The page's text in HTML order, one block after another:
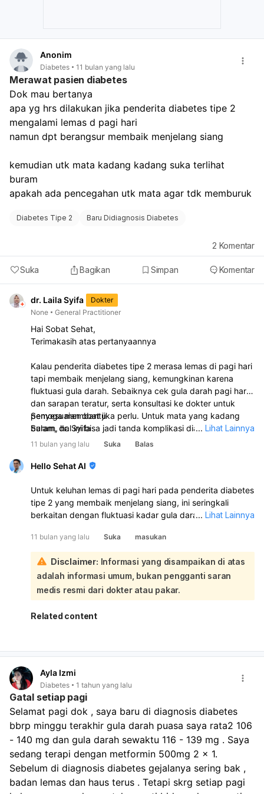
Anda. Jangan menunda konsultasi karena penanganan
dini sangat penting untuk mencegah komplikasi diabetes
di kemudian hari.
Anonim
Diabetes 11 bulan yang lalu
Merawat pasien diabetes
Dok mau bertanya
apa yg hrs dilakukan jika penderita diabetes tipe 2
mengalami lemas d pagi hari
namun dpt berangsur membaik menjelang siang
kemudian utk mata kadang kadang suka terlihat
buram
apakah ada pencegahan utk mata agar tdk memburuk
Diabetes Tipe 2 Baru Didiagnosis Diabetes
Suka Bagikan Simpan Komentar
2 Komentar
dr. Laila Syifa
Dokter
None
General Practitioner
Hai Sobat Sehat,
Terimakasih atas pertanyaannya
Kalau penderita diabetes tipe 2 merasa lemas di pagi hari
tapi membaik menjelang siang, kemungkinan karena
fluktuasi gula darah. Sebaiknya cek gula darah pagi hari
dan sarapan teratur, serta konsultasi ke dokter untuk
penyesuaian obat jika perlu. Untuk mata yang kadang
buram, hal ini bisa jadi tanda komplikasi diabetes seperti
retinopati. Pencegahannya dengan menjaga gula darah
makan sehat, dan hindari merokok agar penglihatan tidak
ada gejala lain, segera periksakan ke dokter.
Semoga membantu
Salam, dr. Syifa
... Lihat Lainnya
11 bulan yang lalu Suka Balas
Hello Sehat AI
Untuk keluhan lemas di pagi hari pada penderita diabetes
tipe 2 yang membaik menjelang siang, ini seringkali
berkaitan dengan fluktuasi kadar gula darah. Penting
Mengatur pola makan:
Pilih makanan yang tepat
seperti nasi merah, ubi jalar, pisang, telur, salmon, tuna,
dan sayuran hijau untuk menjaga stabilitas gula darah.
Rutin memeriksa gula darah:Lakukan pengecekan
kadar gula darah secara teratur, terutama sebelum dan
sesudah beraktivitas, untuk memantau dan mencegah
penurunan drastis.
antidiabetes Anda, karena penyesuaian mungkin
Menghindari alkohol:
penurunan gula darah yang drastis dan memperburuk
rasa lemas.
Mencari dukungan mental:Stres dan depresi dapat
memperburuk kondisi, jadi dukungan dari orang
terdekat sangat membantu. Mengenai pandangan
mata yang kadang buram, ini adalah komplikasi umum
diabetes yang dapat memengaruhi penglihatan. Untuk
mencegahnya memburuk, langkah-langkah
pencegahan yang sangat penting adalah:
... Lihat Lainnya
11 bulan yang lalu Suka masukan
Disclaimer: Informasi yang disampaikan di atas
adalah informasi umum, bukan pengganti saran
medis resmi dari dokter atau pakar.
Related content
Ayla Izmi
Diabetes 1 tahun yang lalu
Gatal setiap pagi
Selamat pagi dok , saya baru di diagnosis diabetes
bbrp minggu terakhir gula darah puasa saya rata2 106
- 140 mg dan gula darah sewaktu 116 - 139 mg . Saya
sedang terapi dengan metformin 500mg 2 x 1.
Sebelum di diagnosis diabetes gejalanya sering bak ,
badan lemas dan haus terus . Tetapi skrg setiap pagi